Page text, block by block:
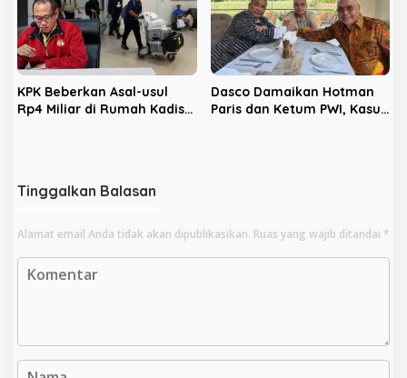
KPK Beberkan Asal-usul
Rp4 Miliar di Rumah Kadis
Dasco Damaikan Hotman
Paris dan Ketum PWI, Kasus
Tinggalkan Balasan
Alamat email Anda tidak akan dipublikasikan. Ruas yang wajib ditandai *